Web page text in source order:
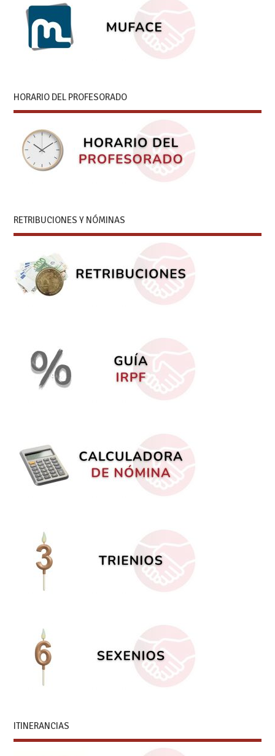
HORARIO DEL PROFESORADO
RETRIBUCIONES Y NÓMINAS
ITINERANCIAS